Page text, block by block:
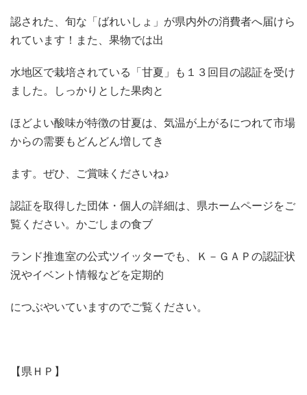
認された、旬な「ばれいしょ」が県内外の消費者へ届けら
れています！また、果物では出
水地区で栽培されている「甘夏」も１３回目の認証を受け
ました。しっかりとした果肉と
ほどよい酸味が特徴の甘夏は、気温が上がるにつれて市場
からの需要もどんどん増してき
ます。ぜひ、ご賞味くださいね♪
認証を取得した団体・個人の詳細は、県ホームページをご
覧ください。かごしまの食ブ
ランド推進室の公式ツイッターでも、Ｋ－ＧＡＰの認証状
況やイベント情報などを定期的
につぶやいていますのでご覧ください。
【県ＨＰ】